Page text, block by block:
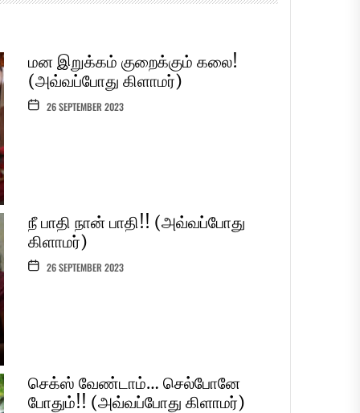
நீ பாதி நான் பாதி!! (அவ்வப்போது
கிளாமர்)
26 SEPTEMBER 2023
செக்ஸ் வேண்டாம்… செல்போனே
போதும்!! (அவ்வப்போது கிளாமர்)
25 SEPTEMBER 2023
பாலியல் உறவாலும் டெங்கு பரவும்?!
(அவ்வப்போது கிளாமர்)